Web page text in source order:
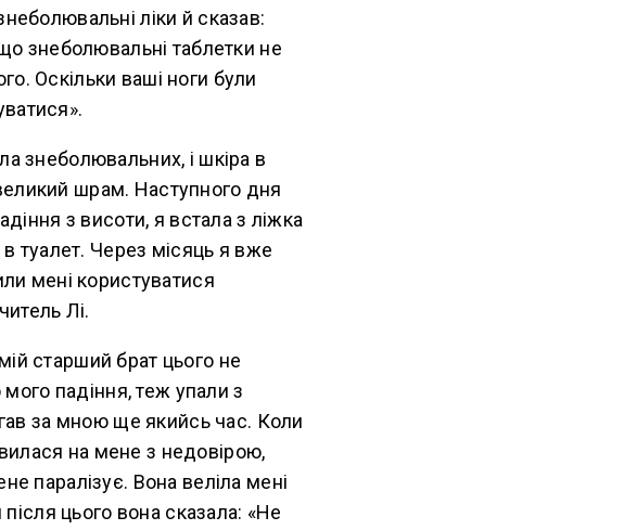
ліки й сказав:
знеболювальні таблетки не
Оскільки ваші ноги були
знеболювальних, і шкіра в
шрам. Наступного дня
з висоти, я встала з ліжка
туалет. Через місяць я вже
мені користуватися
Лі.
старший брат цього не
падіння, теж упали з
за мною ще якийсь час. Коли
на мене з недовірою,
паралізує. Вона веліла мені
цього вона сказала: «Не